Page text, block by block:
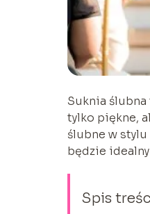
Suknia
tylko piękne,
ślubne w
będzie
Spis